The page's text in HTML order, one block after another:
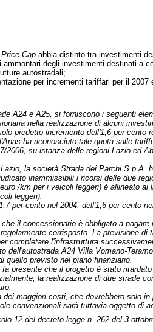
Price Capabbia distinto tra investimenti
degli investimenti destinati a
autostradali;
per incrementi tariffari per il
A24 e A25, si forniscono i seguenti
nella realizzazione di alcuni
predetto incremento dell'1,6 per cento
ha riconosciuto tale quota sulle
su istanza delle regioni Lazio ed
la società Strada dei Parchi S.p.A.
inammissibili i ricorsi delle due
/km per i veicoli leggeri) è allineato
leggeri).
per cento nel 2004, dell'1,6 per cento
il concessionario è obbligato a
corrisposto. La previsione di
completare l'infrastruttura
A24 Villa Vomano-
quello previsto nel piano finanziario.
presente che il progetto è stato
la realizzazione di due strade
maggiori costi, che dovrebbero solo
convenzionali sarà tuttavia oggetto di
12 del decreto-legge n. 262 del 3